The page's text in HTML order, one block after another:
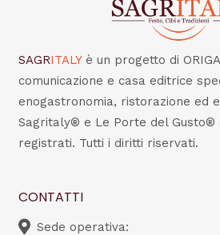
SAGRITALY è un progetto di
comunicazione e casa editrice
enogastronomia, ristorazione ed
Sagritaly® e Le Porte del Gusto®
registrati. Tutti i diritti riservati.
CONTATTI
Sede operativa: